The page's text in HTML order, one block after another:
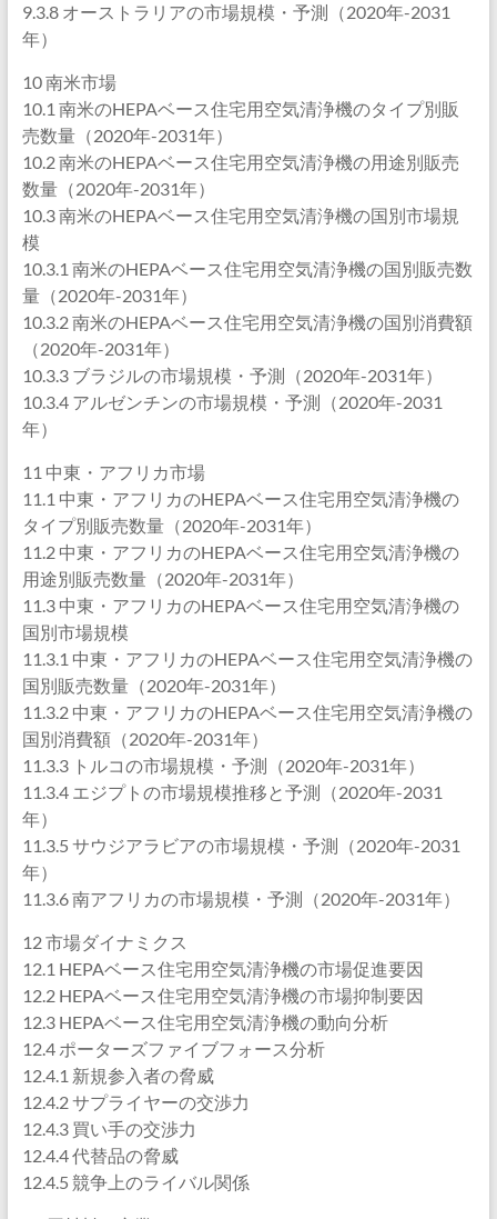
9.3.8 オーストラリアの市場規模・予測（2020年-2031
年）
10 南米市場
10.1 南米のHEPAベース住宅用空気清浄機のタイプ別販
売数量（2020年-2031年）
10.2 南米のHEPAベース住宅用空気清浄機の用途別販売
数量（2020年-2031年）
10.3 南米のHEPAベース住宅用空気清浄機の国別市場規
模
10.3.1 南米のHEPAベース住宅用空気清浄機の国別販売数
量（2020年-2031年）
10.3.2 南米のHEPAベース住宅用空気清浄機の国別消費額
（2020年-2031年）
10.3.3 ブラジルの市場規模・予測（2020年-2031年）
10.3.4 アルゼンチンの市場規模・予測（2020年-2031
年）
11 中東・アフリカ市場
11.1 中東・アフリカのHEPAベース住宅用空気清浄機の
タイプ別販売数量（2020年-2031年）
11.2 中東・アフリカのHEPAベース住宅用空気清浄機の
用途別販売数量（2020年-2031年）
11.3 中東・アフリカのHEPAベース住宅用空気清浄機の
国別市場規模
11.3.1 中東・アフリカのHEPAベース住宅用空気清浄機の
国別販売数量（2020年-2031年）
11.3.2 中東・アフリカのHEPAベース住宅用空気清浄機の
国別消費額（2020年-2031年）
11.3.3 トルコの市場規模・予測（2020年-2031年）
11.3.4 エジプトの市場規模推移と予測（2020年-2031
年）
11.3.5 サウジアラビアの市場規模・予測（2020年-2031
年）
11.3.6 南アフリカの市場規模・予測（2020年-2031年）
12 市場ダイナミクス
12.1 HEPAベース住宅用空気清浄機の市場促進要因
12.2 HEPAベース住宅用空気清浄機の市場抑制要因
12.3 HEPAベース住宅用空気清浄機の動向分析
12.4 ポーターズファイブフォース分析
12.4.1 新規参入者の脅威
12.4.2 サプライヤーの交渉力
12.4.3 買い手の交渉力
12.4.4 代替品の脅威
12.4.5 競争上のライバル関係